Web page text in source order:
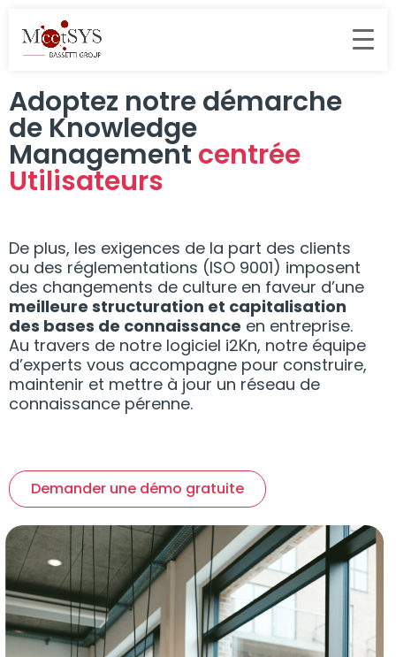
Adoptez notre démarche
de Knowledge
Management centrée
Utilisateurs
De plus, les exigences de la part des clients
ou des réglementations (ISO 9001) imposent
des changements de culture en faveur d’une
meilleure structuration et capitalisation
des bases de connaissance en entreprise.
Au travers de notre logiciel i2Kn, notre équipe
d’experts vous accompagne pour construire,
maintenir et mettre à jour un réseau de
connaissance pérenne.
Demander une démo gratuite